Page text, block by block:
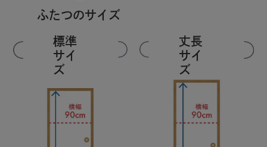
ふたつのサイズ
標準
サイ
ズ
丈長
サイ
ズ